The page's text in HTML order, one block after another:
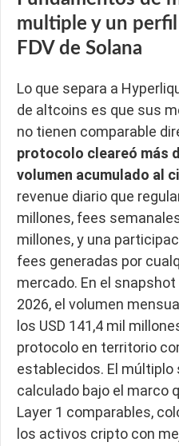
multiple y un perfil
FDV de Solana
Lo que separa a
de altcoins es que sus
no tienen comparable
protocolo cleareó más
volumen acumulado al
revenue diario que
millones, fees
millones, y una
fees generadas por
mercado. En el
2026, el volumen
los USD 141,4 mil
protocolo en territorio
establecidos. El
calculado bajo el marco
Layer 1 comparables,
los activos cripto con